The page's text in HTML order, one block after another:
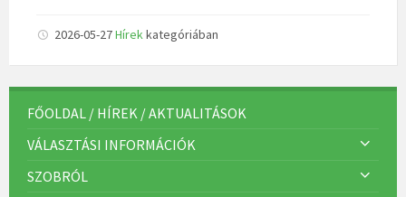
2026-05-27Hírekkategóriában
FŐOLDAL / HÍREK / AKTUALITÁSOK
VÁLASZTÁSI INFORMÁCIÓK
SZOBRÓL